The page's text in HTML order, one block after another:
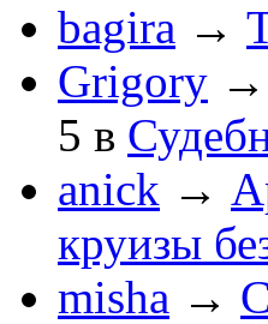
bagira →
Grigory →
5 в
anick →
круизы
misha →